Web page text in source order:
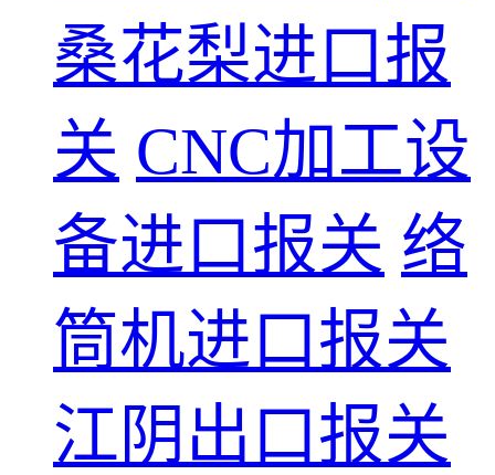
桑花梨进口报
关 CNC加工设
备进口报关 络
筒机进口报关
江阴出口报关